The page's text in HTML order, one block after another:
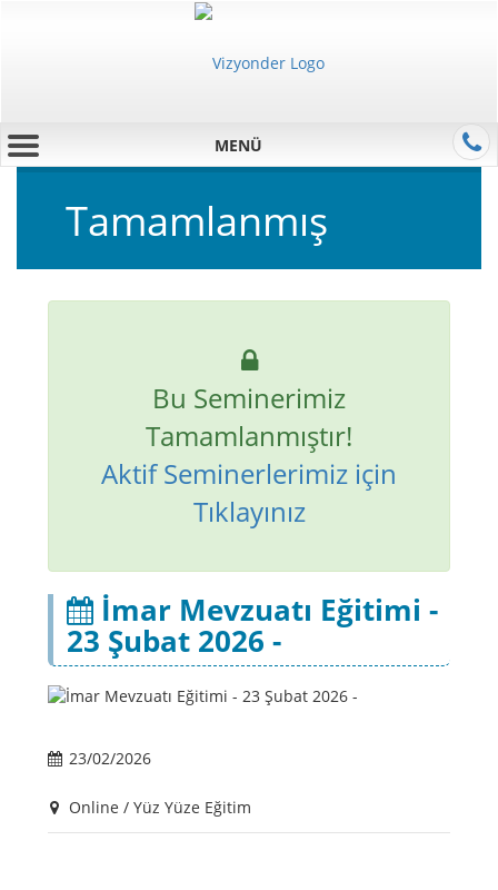
MENÜ
Tamamlanmış
Bu Seminerimiz
Tamamlanmıştır!
Aktif Seminerlerimiz için
Tıklayınız
İmar Mevzuatı Eğitimi -
23 Şubat 2026 -
23/02/2026
Online / Yüz Yüze Eğitim